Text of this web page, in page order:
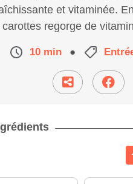
et vitaminée.
carottes regorge de
10 min ●